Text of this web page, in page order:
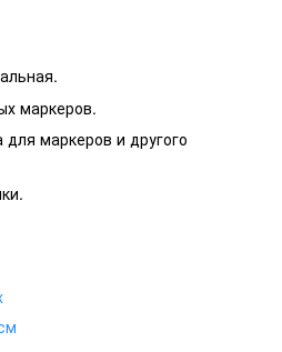
маркеров.
для маркеров и другого